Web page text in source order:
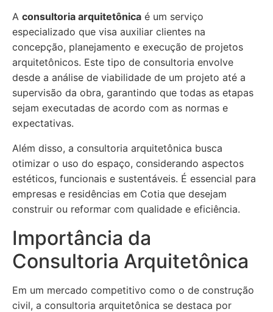
A consultoria arquitetônica é um serviço
especializado que visa auxiliar clientes na
concepção, planejamento e execução de projetos
arquitetônicos. Este tipo de consultoria envolve
desde a análise de viabilidade de um projeto até a
supervisão da obra, garantindo que todas as etapas
sejam executadas de acordo com as normas e
expectativas.
Além disso, a consultoria arquitetônica busca
otimizar o uso do espaço, considerando aspectos
estéticos, funcionais e sustentáveis. É essencial para
empresas e residências em Cotia que desejam
construir ou reformar com qualidade e eficiência.
Importância da
Consultoria Arquitetônica
Em um mercado competitivo como o de construção
civil, a consultoria arquitetônica se destaca por